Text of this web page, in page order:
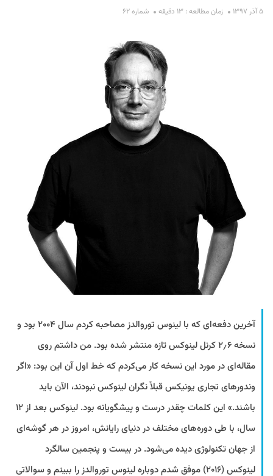
۵ آذر ۱۳۹۷ زمان مطالعه : ۱۳ دقیقه شماره ۶۲
آخرین دفعه‌ای که با لینوس توروالدز مصاحبه کردم سال ۲۰۰۴ بود و
نسخه ۲٫۶ کرنل لینوکس تازه منتشر شده بود. من داشتم روی
مقاله‌ای در مورد این نسخه کار می‌کردم که خط اول آن این بود: «اگر
وندورهای تجاری یونیکس قبلاً نگران لینوکس نبودند، الآن باید
باشند.» این کلمات چقدر درست و پیشگویانه بود. لینوکس بعد از ۱۲
سال، با طی دوره‌های مختلف در دنیای رایانش، امروز در هر گوشه‌ای
از جهان تکنولوژی دیده می‌شود. در بیست و پنجمین سالگرد
لینوکس (۲۰۱۶) موفق شدم دوباره لینوس توروالدز را ببینم و سوالاتی